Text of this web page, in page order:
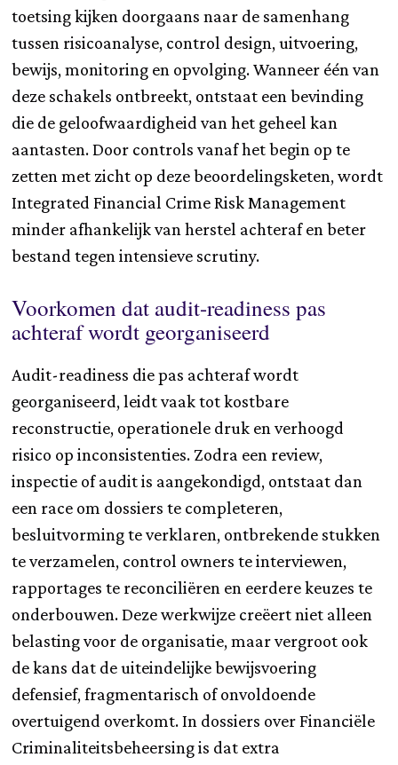
toetsing kijken doorgaans naar de samenhang
tussen risicoanalyse, control design, uitvoering,
bewijs, monitoring en opvolging. Wanneer één van
deze schakels ontbreekt, ontstaat een bevinding
die de geloofwaardigheid van het geheel kan
aantasten. Door controls vanaf het begin op te
zetten met zicht op deze beoordelingsketen, wordt
Integrated Financial Crime Risk Management
minder afhankelijk van herstel achteraf en beter
bestand tegen intensieve scrutiny.
Voorkomen dat audit-readiness pas
achteraf wordt georganiseerd
Audit-readiness die pas achteraf wordt
georganiseerd, leidt vaak tot kostbare
reconstructie, operationele druk en verhoogd
risico op inconsistenties. Zodra een review,
inspectie of audit is aangekondigd, ontstaat dan
een race om dossiers te completeren,
besluitvorming te verklaren, ontbrekende stukken
te verzamelen, control owners te interviewen,
rapportages te reconciliëren en eerdere keuzes te
onderbouwen. Deze werkwijze creëert niet alleen
belasting voor de organisatie, maar vergroot ook
de kans dat de uiteindelijke bewijsvoering
defensief, fragmentarisch of onvoldoende
overtuigend overkomt. In dossiers over Financiële
Criminaliteitsbeheersing is dat extra